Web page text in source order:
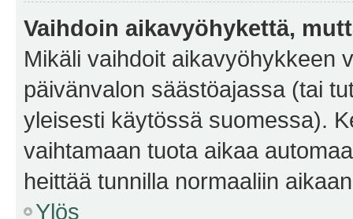
Vaihdoin aikavyöhykettä,
Mikäli vaihdoit aikavyöhykkeen
päivänvalon säästöajassa (tai
yleisesti käytössä suomessa).
vaihtamaan tuota aikaa
heittää tunnilla normaaliin
Ylös